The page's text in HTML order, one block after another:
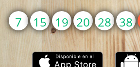
7 15 19 20 28 38